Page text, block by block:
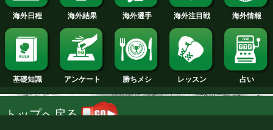
2011年
2010年